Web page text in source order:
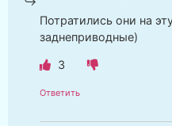
Потратились они на
заднеприводные)
3
Ответить